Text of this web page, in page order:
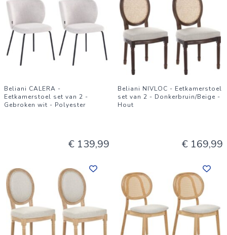
Beliani CALERA -
Eetkamerstoel set van 2 -
Gebroken wit - Polyester
€ 139,99
Beliani NIVLOC - Eetkamerstoel
set van 2 - Donkerbruin/Beige -
Hout
€ 169,99